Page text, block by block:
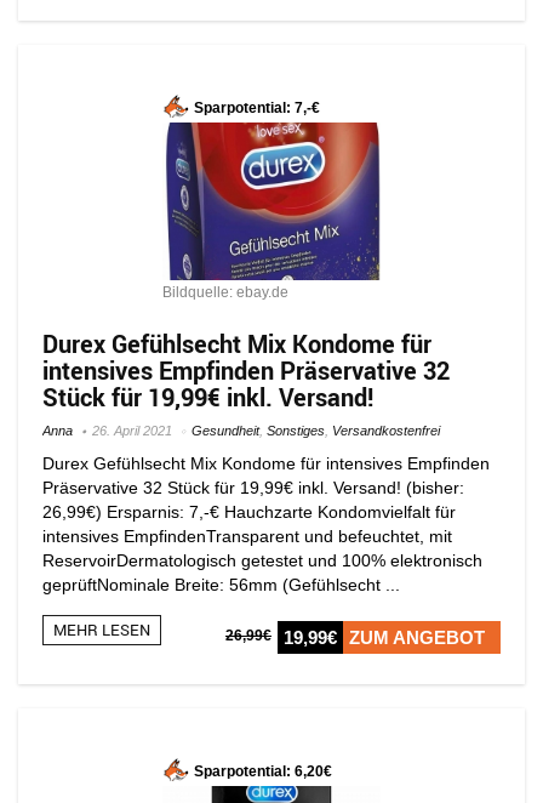
Sparpotential: 7,-€
Bildquelle: ebay.de
Durex Gefühlsecht Mix Kondome für
intensives Empfinden Präservative 32
Stück für 19,99€ inkl. Versand!
Anna 26. April 2021 Gesundheit, Sonstiges Versandkostenfrei
Durex Gefühlsecht Mix Kondome für intensives Empfinden
Präservative 32 Stück für 19,99€ inkl. Versand! (bisher:
26,99€) Ersparnis: 7,-€ Hauchzarte Kondomvielfalt für
intensives EmpfindenTransparent und befeuchtet, mit
ReservoirDermatologisch getestet und 100% elektronisch
geprüftNominale Breite: 56mm (Gefühlsecht ...
MEHR LESEN 26,99€ 19,99€ ZUM ANGEBOT
Sparpotential: 6,20€